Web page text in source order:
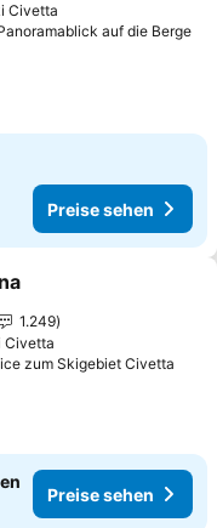
Civetta
auf die Berge
Preise sehen
hinzufügen
1.249
Civetta
zum Skigebiet Civetta
Preise sehen